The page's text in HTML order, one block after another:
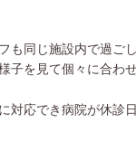
も同じ施設内で過ご
子を見て個々に合わ
対応でき病院が休診